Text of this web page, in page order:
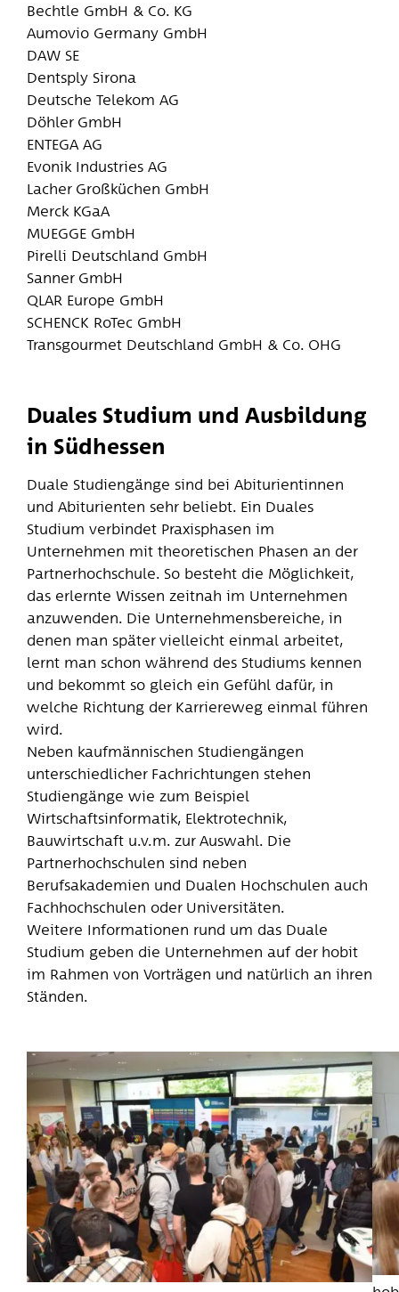
Bechtle GmbH & Co. KG
Aumovio Germany GmbH
DAW SE
Dentsply Sirona
Deutsche Telekom AG
Döhler GmbH
ENTEGA AG
Evonik Industries AG
Lacher Großküchen GmbH
Merck KGaA
MUEGGE GmbH
Pirelli Deutschland GmbH
Sanner GmbH
QLAR Europe GmbH
SCHENCK RoTec GmbH
Transgourmet Deutschland GmbH & Co. OHG
Duales Studium und Ausbildung
in Südhessen
Duale Studiengänge sind bei Abiturientinnen
und Abiturienten sehr beliebt. Ein Duales
Studium verbindet Praxisphasen im
Unternehmen mit theoretischen Phasen an der
Partnerhochschule. So besteht die Möglichkeit,
das erlernte Wissen zeitnah im Unternehmen
anzuwenden. Die Unternehmensbereiche, in
denen man später vielleicht einmal arbeitet,
lernt man schon während des Studiums kennen
und bekommt so gleich ein Gefühl dafür, in
welche Richtung der Karriereweg einmal führen
wird.
Neben kaufmännischen Studiengängen
unterschiedlicher Fachrichtungen stehen
Studiengänge wie zum Beispiel
Wirtschaftsinformatik, Elektrotechnik,
Bauwirtschaft u.v.m. zur Auswahl. Die
Partnerhochschulen sind neben
Berufsakademien und Dualen Hochschulen auch
Fachhochschulen oder Universitäten.
Weitere Informationen rund um das Duale
Studium geben die Unternehmen auf der hobit
im Rahmen von Vorträgen und natürlich an ihren
Ständen.